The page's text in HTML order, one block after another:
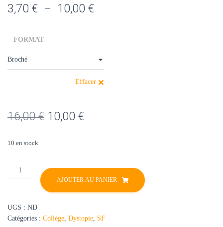
3,70 € – 10,00 €Plage
3,70 €
à
FORMAT
Effacer
16,00€ Le
était :
16,00 €.
10,00 €Le
est :
10,00 €.
10 en stock
quantité
de
des
Séraphins,
AJOUTER AU PANIER
UGS : ND
Catégories : Collège, Dystopie, SF